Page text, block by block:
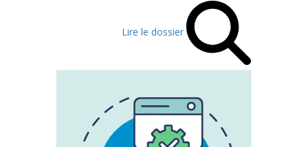
Lire le dossier